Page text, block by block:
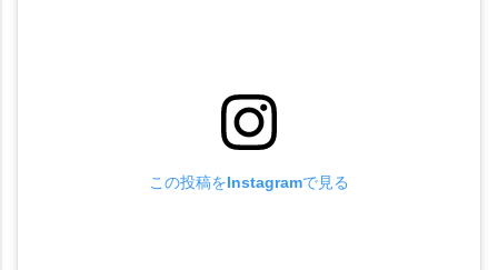
この投稿をInstagramで見る